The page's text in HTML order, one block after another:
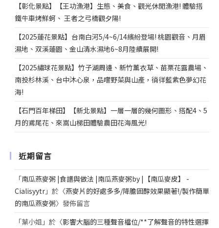
【彰化景點】【王功漁港】生態、美食、觀光休閒漁港! 體驗搭
鐵牛車烤鮮蚵、 王者之弓橋觀夕陽!
【2025蓮花景點】台南白河5/4~6/14繽紛登場! 桃園觀音、月眉
濕地、双溪蓮園、金山清水濕地6~8月陸續展開!
【2025繡球花景點】竹子湖周邊、新竹薰衣草、苗栗花露農場、
南投杉林溪、台中沐心泉，品嚐野菜與山產，徜徉藍紫色夢幻花
海!
【石門百年梯田】【新北景點】一層一層的幾何圖形、搭配4、5
月的鳶尾花、來嵩山梯田體驗農田花海風光!
近期留言
「南瓜燕麥粥 |食譜與做法 |南瓜燕麥粥by |【南瓜麥皮】 -
Cialisyytr 」於〈燕麥片的好處多多/降膽固醇效果顯著!/製作簡單
的南瓜燕麥粥〉發佈留言
「葉小姐 」於〈影響大腦的三種聲音檔位/**了解聲音的特性選擇